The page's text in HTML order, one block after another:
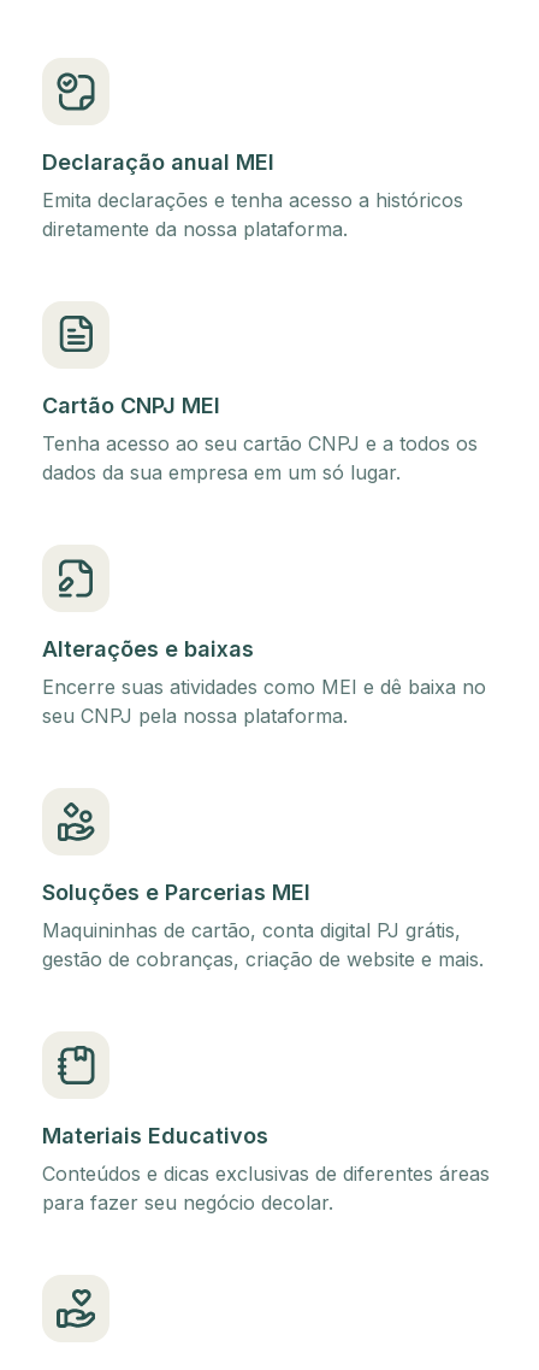
Declaração anual MEI
Emita declarações e tenha acesso a históricos
diretamente da nossa plataforma.
Cartão CNPJ MEI
Tenha acesso ao seu cartão CNPJ e a todos os
dados da sua empresa em um só lugar.
Alterações e baixas
Encerre suas atividades como MEI e dê baixa no
seu CNPJ pela nossa plataforma.
Soluções e Parcerias MEI
Maquininhas de cartão, conta digital PJ grátis,
gestão de cobranças, criação de website e mais.
Materiais Educativos
Conteúdos e dicas exclusivas de diferentes áreas
para fazer seu negócio decolar.